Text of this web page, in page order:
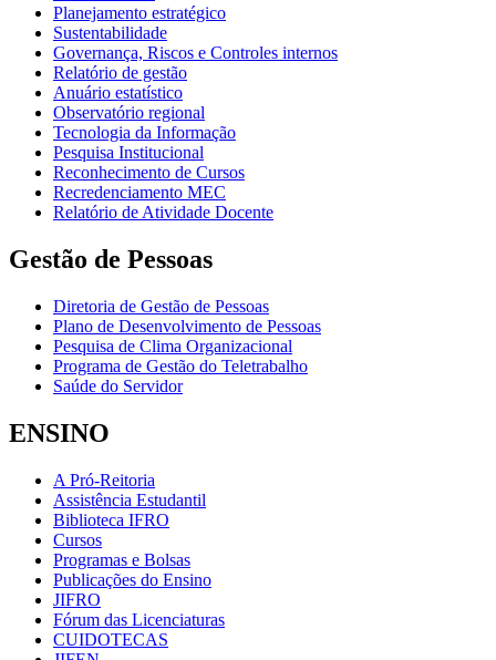
Planejamento estratégico
Sustentabilidade
Governança, Riscos e Controles internos
Relatório de gestão
Anuário estatístico
Observatório regional
Tecnologia da Informação
Pesquisa Institucional
Reconhecimento de Cursos
Recredenciamento MEC
Relatório de Atividade Docente
Gestão de Pessoas
Diretoria de Gestão de Pessoas
Plano de Desenvolvimento de Pessoas
Pesquisa de Clima Organizacional
Programa de Gestão do Teletrabalho
Saúde do Servidor
ENSINO
A Pró-Reitoria
Assistência Estudantil
Biblioteca IFRO
Cursos
Programas e Bolsas
Publicações do Ensino
JIFRO
Fórum das Licenciaturas
CUIDOTECAS